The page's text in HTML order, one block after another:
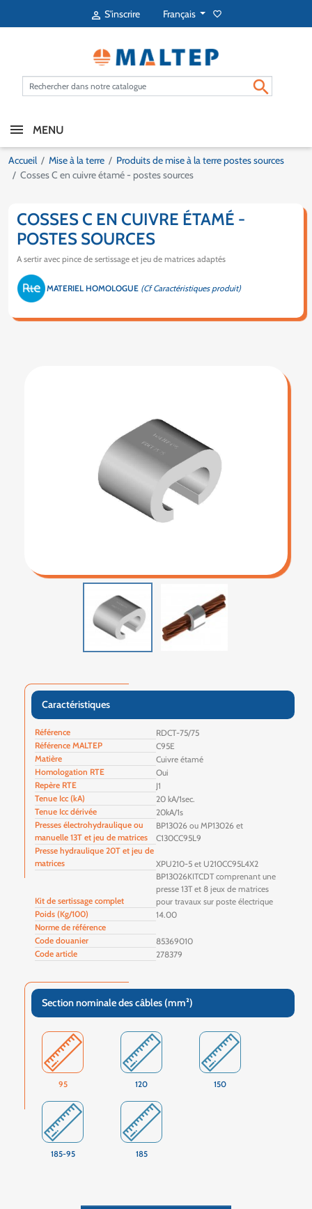
 S'inscrire Français favorite_border

MENU
Accueil Mise à la terre
Produits de mise à la terre postes sources
Cosses C en cuivre étamé - postes sources
COSSES C EN CUIVRE ÉTAMÉ -
POSTES SOURCES
A sertir avec pince de sertissage et jeu de matrices adaptés
MATERIEL HOMOLOGUE (Cf Caractéristiques produit)
Caractéristiques
Référence
RDCT-75/75
Référence MALTEP
C95E
Matière
Cuivre étamé
Homologation RTE
Oui
Repère RTE
J1
Tenue Icc (kA)
20 kA/1sec.
Tenue Icc dérivée
20kA/1s
Presses électrohydraulique ou
manuelle 13T et jeu de matrices
BP13026 ou MP13026 et
C130CC95L9
Presse hydraulique 20T et jeu de
matrices
XPU210-5 et U210CC95L4X2
Kit de sertissage complet
BP13026KITCDT comprenant une
presse 13T et 8 jeux de matrices
pour travaux sur poste électrique
Poids (Kg/100)
14.00
Norme de référence
Code douanier
85369010
Code article
278379
Section nominale des câbles (mm²)
95 120 150
185-95 185